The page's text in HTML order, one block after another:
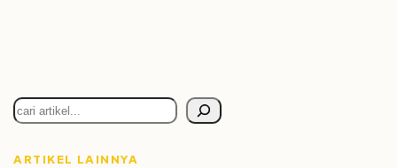
Cari
ARTIKEL LAINNYA